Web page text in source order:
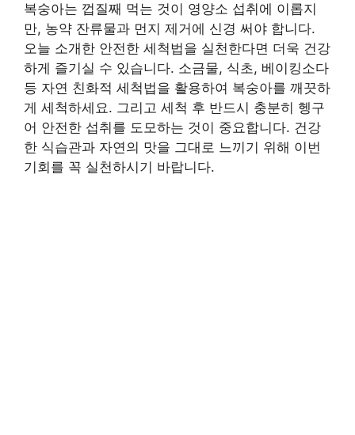
복숭아는 껍질째 먹는 것이 영양소 섭취에 이롭지
만, 농약 잔류물과 먼지 제거에 신경 써야 합니다.
오늘 소개한 안전한 세척법을 실천한다면 더욱 건강
하게 즐기실 수 있습니다. 소금물, 식초, 베이킹소다
등 자연 친화적 세척법을 활용하여 복숭아를 깨끗하
게 세척하세요. 그리고 세척 후 반드시 충분히 헹구
어 안전한 섭취를 도모하는 것이 중요합니다. 건강
한 식습관과 자연의 맛을 그대로 느끼기 위해 이번
기회를 꼭 실천하시기 바랍니다.